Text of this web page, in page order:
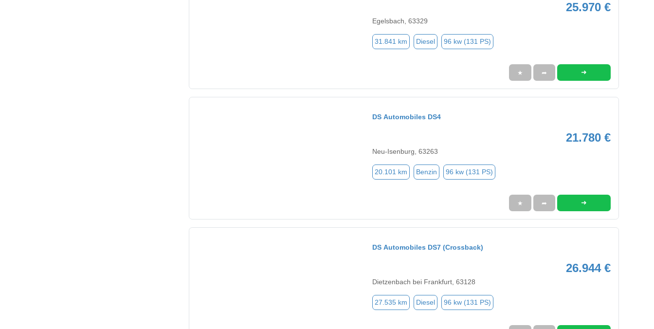
25.970 €
Egelsbach, 63329
31.841 km Diesel 96 kw (131 PS)
★ ➦ ➜
DS Automobiles DS4
21.780 €
Neu-Isenburg, 63263
20.101 km Benzin 96 kw (131 PS)
★ ➦ ➜
DS Automobiles DS7 (Crossback)
26.944 €
Dietzenbach bei Frankfurt, 63128
27.535 km Diesel 96 kw (131 PS)